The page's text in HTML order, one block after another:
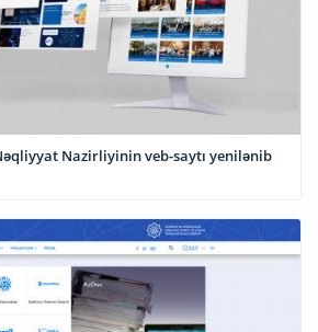
Nazirliyinin veb-saytı yenilənib